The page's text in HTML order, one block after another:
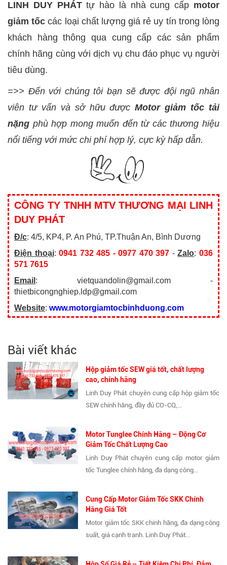
LINH DUY PHÁTtự hào là nhà cung cấp motor
giảm tốc các loại chất lượng giá rẻ uy tín trong lòng
khách hàng thông qua cung cấp các sản phẩm
chính hãng cùng với dịch vụ chu đáo phục vụ người
tiêu dùng.
=>> Đến với chúng tôi bạn sẽ được đội ngũ nhân
viên tư vấn và sở hữu đượcMotor giảm tốc tải
nặng phù hợp mong muốn đến từ các thương hiệu
nổi tiếng với mức chi phí hợp lý, cực kỳ hấp dẫn.
CÔNG TY TNHH MTV THƯƠNG MẠI LINH
DUY PHÁT
Đ/c: 4/5, KP4, P. An Phú, TP.Thuận An, Bình Dương
Điện thoại:0941 732 485 - 0977 470 397 -Zalo:036
571 7615
Email : vietquandolin@gmail.com -
thietbicongnghiep.ldp@gmail.com
Website: www.motorgiamtocbinhduong.com
Bài viết khác
Hộp giảm tốc SEW giá tốt, chất lượng
cao, chính hãng
Linh Duy Phát chuyên cung cấp hộp giảm tốc
SEW chính hãng, đầy đủ CO-CQ,...
Motor Tunglee Chính Hãng – Động Cơ
Giảm Tốc Chất Lượng Cao
Linh Duy Phát chuyên cung cấp motor giảm
tốc Tunglee chính hãng, đa dạng công...
Cung Cấp Motor Giảm Tốc SKK Chính
Hãng Giá Tốt
Motor giảm tốc SKK chính hãng, đa dạng công
suất, giá cạnh tranh. Linh Duy Phát...